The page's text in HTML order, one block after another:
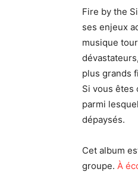
Fire by the
ses enjeux
musique
plus grands
Si vous êtes
parmi
dépaysés.
Cet album
groupe. À